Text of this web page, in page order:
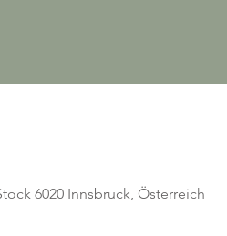
6020 Innsbruck, Österreich